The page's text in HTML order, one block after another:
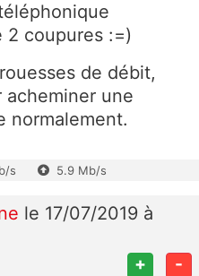
2 coupures :=)
de débit,
acheminer une
normalement.
s 5.9 Mb/s
le 17/07/2019 à
+ -